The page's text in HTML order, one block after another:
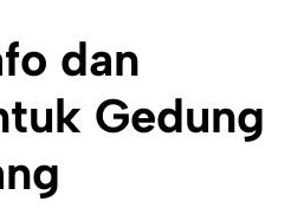
dan
Gedung